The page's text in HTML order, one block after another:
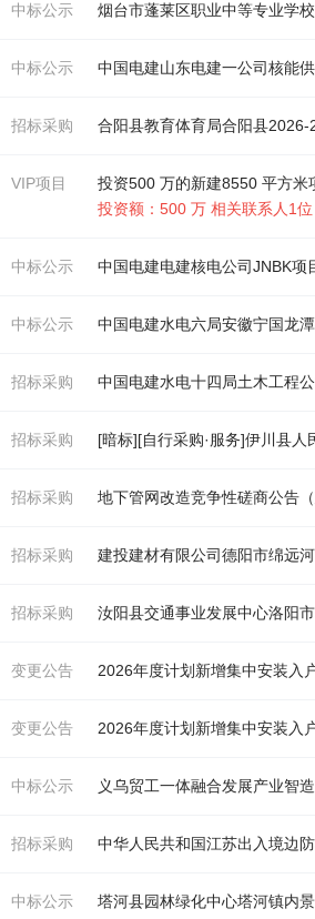
中标公示 烟台市蓬莱区职业中等专业学
中标公示 中国电建山东电建一公司核能
招标采购 合阳县教育体育局合阳县
VIP项目
投资500 万的新建8550 平方米
投资额：500 万 相关联系人1
中标公示 中国电建电建核电公司JNBK项
中标公示 中国电建水电六局安徽宁国龙潭抽水蓄能
招标采购 中国电建水电十四局土木工程
招标采购 [暗标][自行采购·服务]伊川县
招标采购 地下管网改造竞争性磋商公告（
招标采购 建投建材有限公司德阳市绵远河官宋
招标采购 汝阳县交通事业发展中心洛阳
变更公告 2026年度计划新增集中安装入
变更公告 2026年度计划新增集中安装入
中标公示 义乌贸工一体融合发展产业智造
招标采购 中华人民共和国江苏出入境边
中标公示 塔河县园林绿化中心塔河镇内